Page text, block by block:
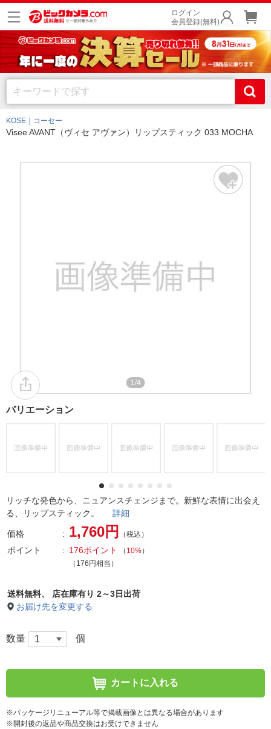
ログイン
会員登録(無料)
KOSE｜コーセー
Visee AVANT（ヴィセ アヴァン）リップスティック 033 MOCHA
1/4
バリエーション
リッチな発色から、ニュアンスチェンジまで。新鮮な表情に出会え
る、リップスティック。 詳細
価格 1,760円 （税込）
ポイント 176ポイント （ 10%）
（176円相当）
送料無料、
店在庫有り 2～3日出荷
お届け先を変更する
数量 個
カートに入れる
※パッケージリニューアル等で掲載画像とは異なる場合があります
※開封後の返品や商品交換はお受けできません